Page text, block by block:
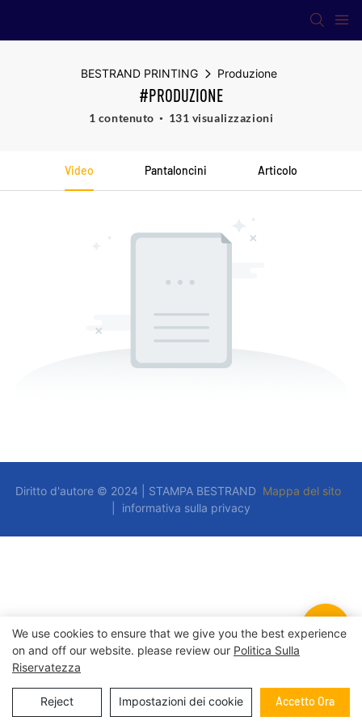
BESTRAND PRINTING Produzione
#PRODUZIONE
1 contenuto 131 visualizzazioni
Video Pantaloncini Articolo
Diritto d'autore © 2024 | STAMPA BESTRAND Mappa del sito
informativa sulla privacy
We use cookies to ensure that we give you the best experience
on and off our website. please review our Politica Sulla
Riservatezza
Reject Impostazioni dei cookie Accetto Ora